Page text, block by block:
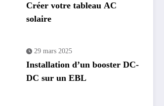
Créer votre tableau AC
solaire
29 mars 2025
Installation d’un booster DC-
DC sur un EBL